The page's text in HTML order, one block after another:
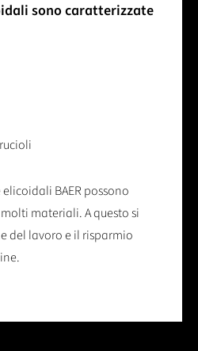
sono caratterizzate
BAER possono
materiali. A questo si
del lavoro e il risparmio